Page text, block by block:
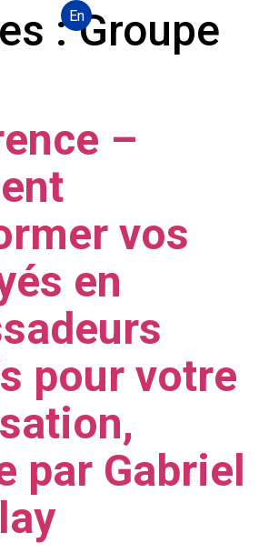
En
:Groupe
–
vos
en
pour votre
par Gabriel